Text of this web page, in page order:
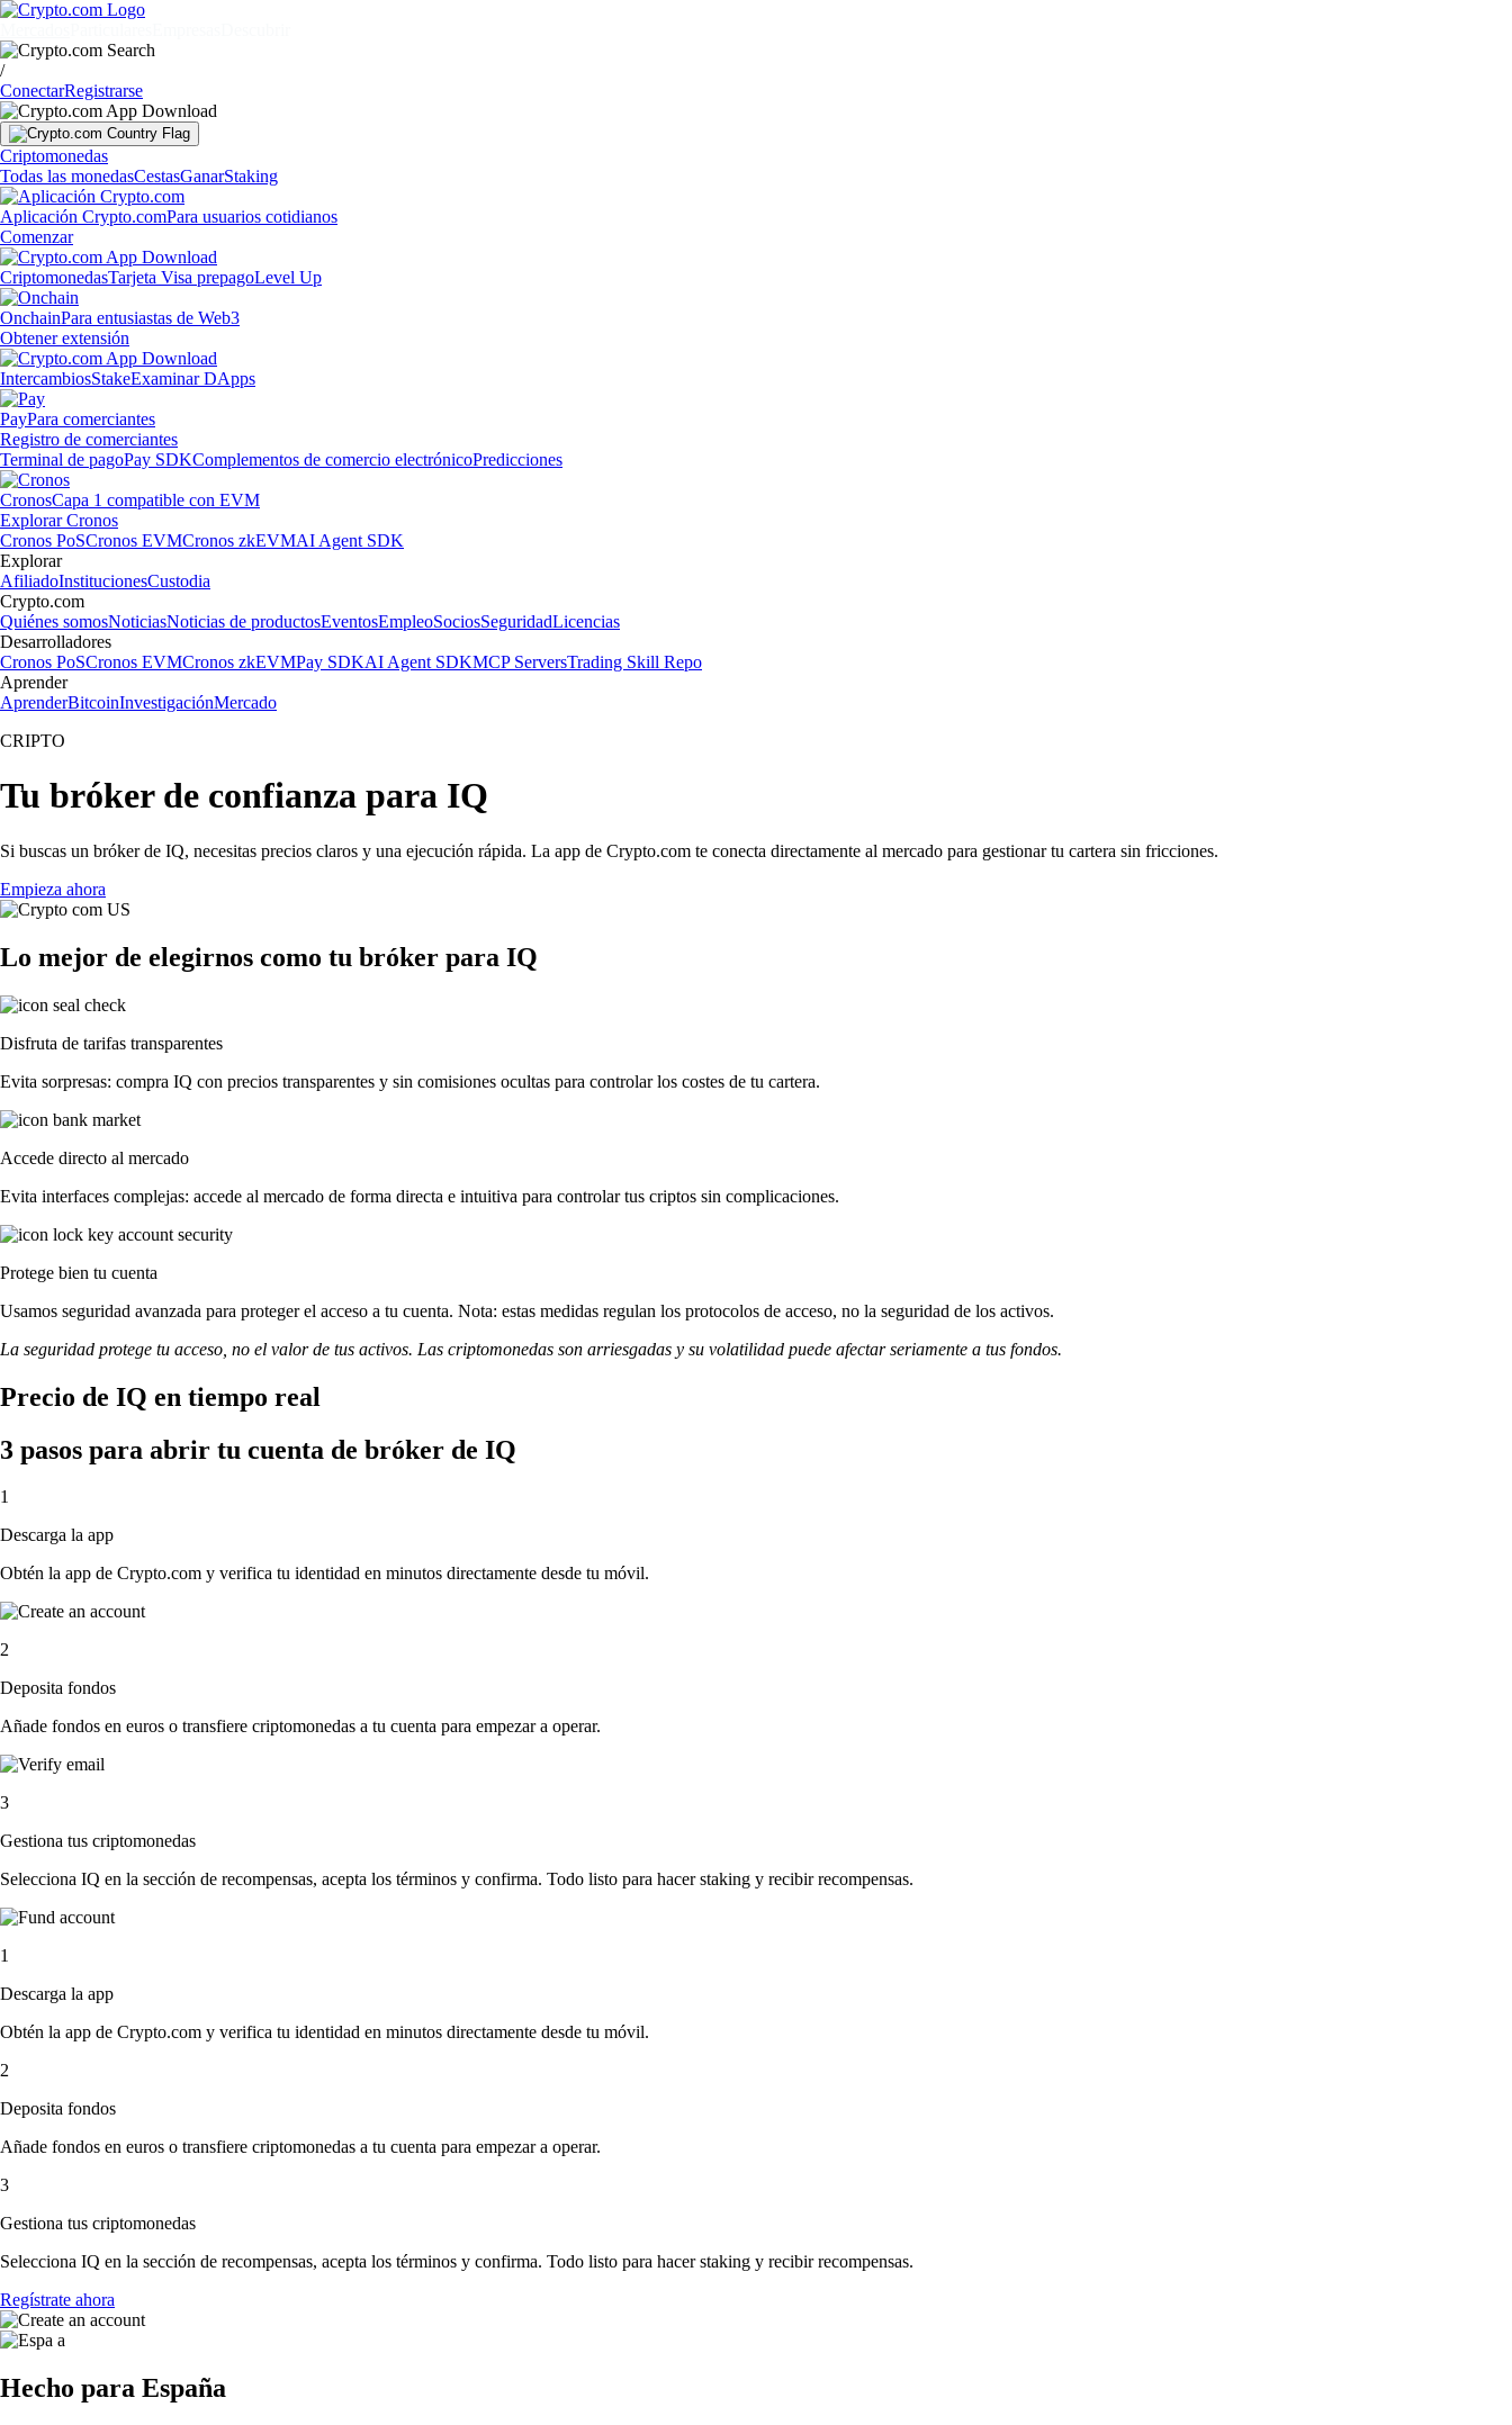
/
ConectarRegistrarse
Criptomonedas
Todas las monedasCestasGanarStaking
Aplicación Crypto.comPara usuarios cotidianos
Comenzar
CriptomonedasTarjeta Visa prepagoLevel Up
OnchainPara entusiastas de Web3
Obtener extensión
IntercambiosStakeExaminar DApps
PayPara comerciantes
Registro de comerciantes
Terminal de pagoPay SDKComplementos de comercio electrónicoPredicciones
CronosCapa 1 compatible con EVM
Explorar Cronos
Cronos PoSCronos EVMCronos zkEVMAI Agent SDK
Explorar
AfiliadoInstitucionesCustodia
Crypto.com
Quiénes somosNoticiasNoticias de productosEventosEmpleoSociosSeguridadLicencias
Desarrolladores
Cronos PoSCronos EVMCronos zkEVMPay SDKAI Agent SDKMCP ServersTrading Skill Repo
Aprender
AprenderBitcoinInvestigaciónMercado
CRIPTO
Tu bróker de confianza para IQ
Si buscas un bróker de IQ, necesitas precios claros y una ejecución rápida. La app de Crypto.com te conecta directamente al mercado para gestionar tu cartera sin fricciones.
Empieza ahora
Lo mejor de elegirnos como tu bróker para IQ
Disfruta de tarifas transparentes
Evita sorpresas: compra IQ con precios transparentes y sin comisiones ocultas para controlar los costes de tu cartera.
Accede directo al mercado
Evita interfaces complejas: accede al mercado de forma directa e intuitiva para controlar tus criptos sin complicaciones.
Protege bien tu cuenta
Usamos seguridad avanzada para proteger el acceso a tu cuenta. Nota: estas medidas regulan los protocolos de acceso, no la seguridad de los activos.
La seguridad protege tu acceso, no el valor de tus activos. Las criptomonedas son arriesgadas y su volatilidad puede afectar seriamente a tus fondos.
Precio de IQ en tiempo real
3 pasos para abrir tu cuenta de bróker de IQ
1
Descarga la app
Obtén la app de Crypto.com y verifica tu identidad en minutos directamente desde tu móvil.
2
Deposita fondos
Añade fondos en euros o transfiere criptomonedas a tu cuenta para empezar a operar.
3
Gestiona tus criptomonedas
Selecciona IQ en la sección de recompensas, acepta los términos y confirma. Todo listo para hacer staking y recibir recompensas.
1
Descarga la app
Obtén la app de Crypto.com y verifica tu identidad en minutos directamente desde tu móvil.
2
Deposita fondos
Añade fondos en euros o transfiere criptomonedas a tu cuenta para empezar a operar.
3
Gestiona tus criptomonedas
Selecciona IQ en la sección de recompensas, acepta los términos y confirma. Todo listo para hacer staking y recibir recompensas.
Regístrate ahora
Hecho para España